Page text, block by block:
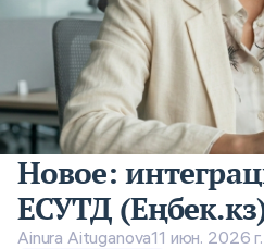
Новое:
ЕСУТД
Ainura Aituganova11 июн. 2026 г.